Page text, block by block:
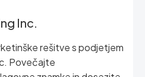
Inc.
rešitve s podjetjem
Povečajte